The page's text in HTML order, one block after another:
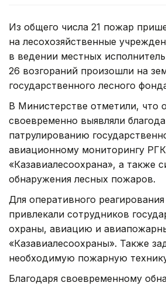
Из общего числа 21 пожар
на лесохозяйственные
в ведении местных
26 возгораний произошли на
государственного лесного
В Министерстве отметили, что
своевременно выявляли
патрулированию
авиационному мониторингу
«Казавиалесоохрана», а также
обнаружения лесных пожаров.
Для оперативного
привлекали сотрудников
охраны, авиацию и
«Казавиалесоохраны». Также
необходимую пожарную
Благодаря своевременному